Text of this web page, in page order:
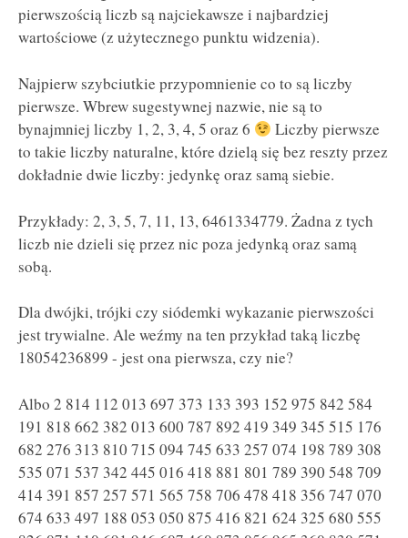
pierwszością liczb są najciekawsze i najbardziej
wartościowe (z użytecznego punktu widzenia).
Najpierw szybciutkie przypomnienie co to są liczby
pierwsze. Wbrew sugestywnej nazwie, nie są to
bynajmniej liczby 1, 2, 3, 4, 5 oraz 6
Liczby pierwsze
to takie liczby naturalne, które dzielą się bez reszty przez
dokładnie dwie liczby: jedynkę oraz samą siebie.
Przykłady: 2, 3, 5, 7, 11, 13, 6461334779. Żadna z tych
liczb nie dzieli się przez nic poza jedynką oraz samą
sobą.
Dla dwójki, trójki czy siódemki wykazanie pierwszości
jest trywialne. Ale weźmy na ten przykład taką liczbę
18054236899 - jest ona pierwsza, czy nie?
Albo 2 814 112 013 697 373 133 393 152 975 842 584
191 818 662 382 013 600 787 892 419 349 345 515 176
682 276 313 810 715 094 745 633 257 074 198 789 308
535 071 537 342 445 016 418 881 801 789 390 548 709
414 391 857 257 571 565 758 706 478 418 356 747 070
674 633 497 188 053 050 875 416 821 624 325 680 555